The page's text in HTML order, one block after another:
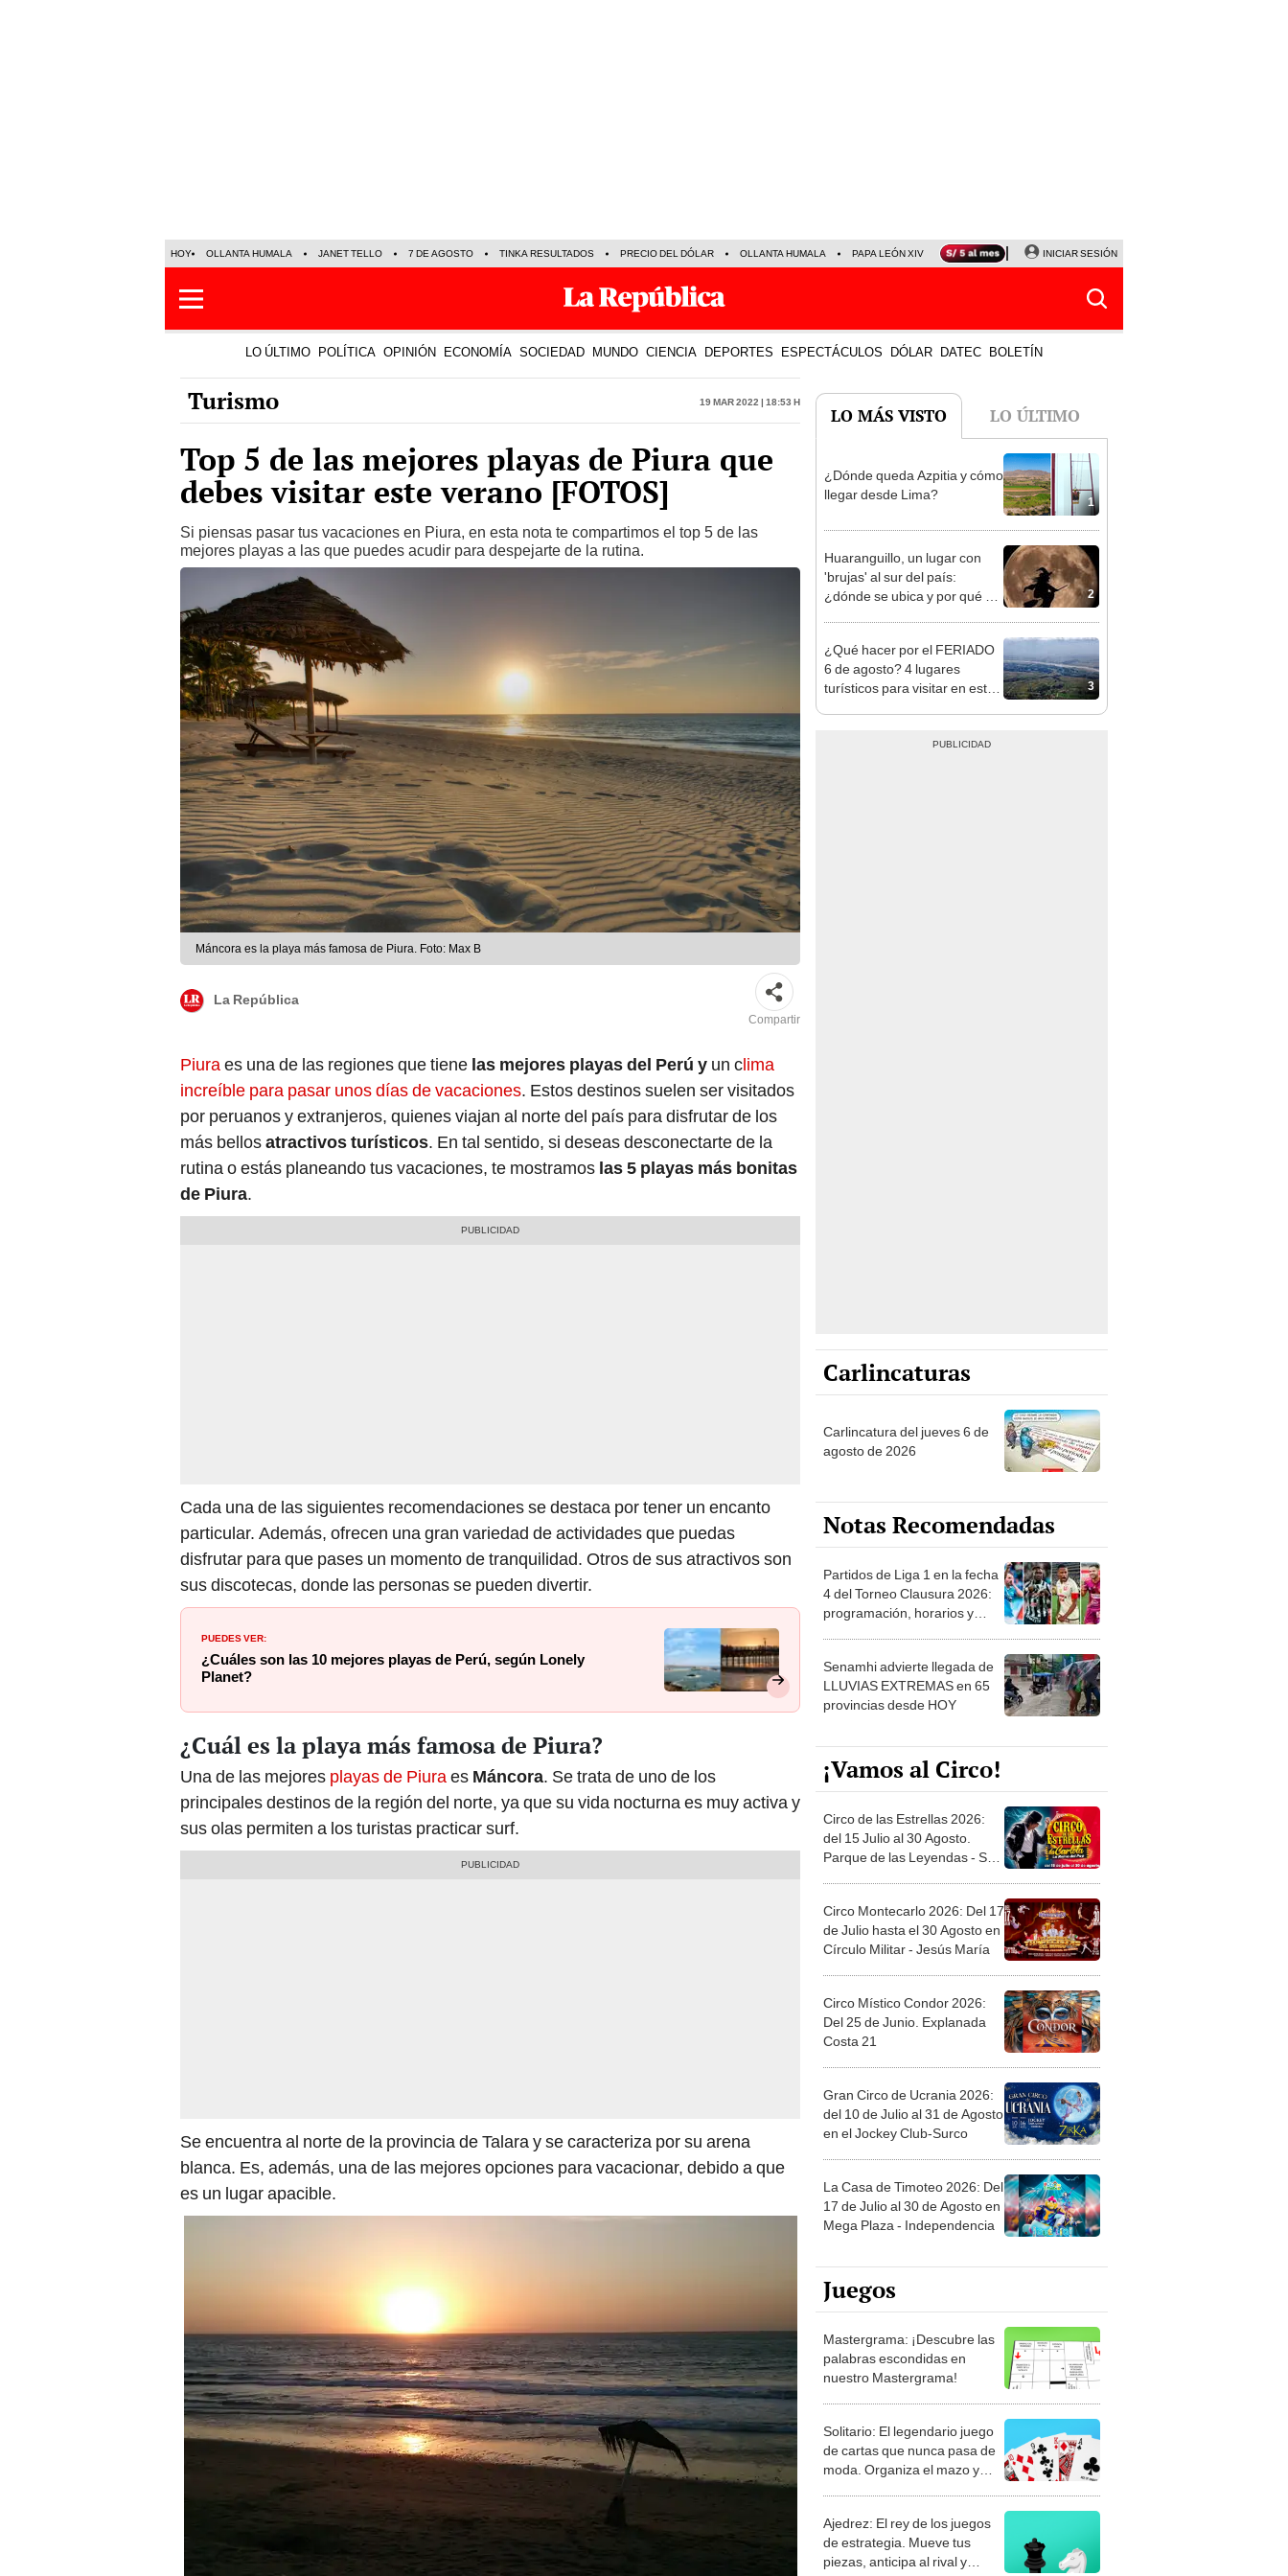
HOY OLLANTA HUMALA JANET TELLO 7 DE AGOSTO TINKA RESULTADOS PRECIO DEL DÓLAR OLLANTA HUMALA PAPA LEÓN XIV NALDY SALDAÑA LA BELLA LUZ
INICIAR SESIÓN
LO ÚLTIMO POLÍTICA OPINIÓN ECONOMÍA SOCIEDAD MUNDO CIENCIA DEPORTES ESPECTÁCULOS DÓLAR DATEC BOLETÍN
Turismo 19 Mar 2022 | 18:53 h
Top 5 de las mejores playas de Piura que
debes visitar este verano [FOTOS]
Si piensas pasar tus vacaciones en Piura, en esta nota te compartimos el top 5 de las
mejores playas a las que puedes acudir para despejarte de la rutina.
Máncora es la playa más famosa de Piura. Foto: Max B
La República
Compartir
Piuraes una de las regiones que tiene las mejores playas del Perú y un clima
increíble para pasar unos días de vacaciones. Estos destinos suelen ser visitados
por peruanos y extranjeros, quienes viajan al norte del país para disfrutar de los
más bellosatractivos turísticos. En tal sentido, si deseas desconectarte de la
rutina o estás planeando tus vacaciones, te mostramos las 5 playas más bonitas
de Piura.
Cada una de las siguientes recomendaciones se destaca por tener un encanto
particular. Además, ofrecen una gran variedad de actividades que puedas
disfrutar para que pases un momento de tranquilidad. Otros de sus atractivos son
sus discotecas, donde las personas se pueden divertir.
PUEDES VER:
¿Cuáles son las 10 mejores playas de Perú, según Lonely
Planet?
¿Cuál es la playa más famosa de Piura?
Una de las mejores playas de Piuraes Máncora. Se trata de uno de los
principales destinos de la región del norte, ya que su vida nocturna es muy activa y
sus olas permiten a los turistas practicar surf.
Se encuentra al norte de la provincia de Talara y se caracteriza por su arena
blanca. Es, además, una de las mejores opciones para vacacionar, debido a que
es un lugar apacible.
LO MÁS VISTO LO ÚLTIMO
1
¿Dónde queda Azpitia y cómo
llegar desde Lima?
2
Huaranguillo, un lugar con
'brujas' al sur del país:
¿dónde se ubica y por qué se
3
¿Qué hacer por el FERIADO
6 de agosto? 4 lugares
turísticos para visitar en este
Carlincaturas
Carlincatura del jueves 6 de
agosto de 2026
Notas Recomendadas
Partidos de Liga 1 en la fecha
4 del Torneo Clausura 2026:
programación, horarios y
Senamhi advierte llegada de
LLUVIAS EXTREMAS en 65
provincias desde HOY
¡Vamos al Circo!
Circo de las Estrellas 2026:
del 15 Julio al 30 Agosto.
Parque de las Leyendas - San
Circo Montecarlo 2026: Del 17
de Julio hasta el 30 Agosto en
Círculo Militar - Jesús María
Circo Místico Condor 2026:
Del 25 de Junio. Explanada
Costa 21
Gran Circo de Ucrania 2026:
del 10 de Julio al 31 de Agosto
en el Jockey Club-Surco
La Casa de Timoteo 2026: Del
17 de Julio al 30 de Agosto en
Mega Plaza - Independencia
Juegos
Mastergrama: ¡Descubre las
palabras escondidas en
nuestro Mastergrama!
Solitario: El legendario juego
de cartas que nunca pasa de
moda. Organiza el mazo y
Ajedrez: El rey de los juegos
de estrategia. Mueve tus
piezas, anticipa al rival y